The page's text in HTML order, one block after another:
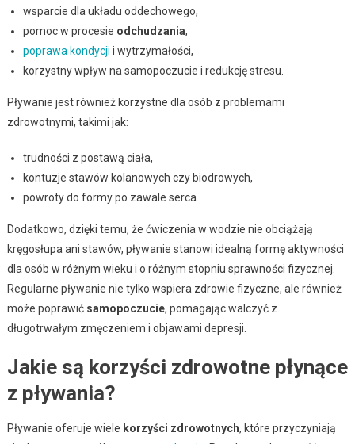
wsparcie dla układu oddechowego,
pomoc w procesie odchudzania,
poprawa kondycji i wytrzymałości,
korzystny wpływ na samopoczucie i redukcję stresu.
Pływanie jest również korzystne dla osób z problemami
zdrowotnymi, takimi jak:
trudności z postawą ciała,
kontuzje stawów kolanowych czy biodrowych,
powroty do formy po zawale serca.
Dodatkowo, dzięki temu, że ćwiczenia w wodzie nie obciążają
kręgosłupa ani stawów, pływanie stanowi idealną formę aktywności
dla osób w różnym wieku i o różnym stopniu sprawności fizycznej.
Regularne pływanie nie tylko wspiera zdrowie fizyczne, ale również
może poprawić samopoczucie, pomagając walczyć z
długotrwałym zmęczeniem i objawami depresji.
Jakie są korzyści zdrowotne płynące
z pływania?
Pływanie oferuje wiele korzyści zdrowotnych, które przyczyniają